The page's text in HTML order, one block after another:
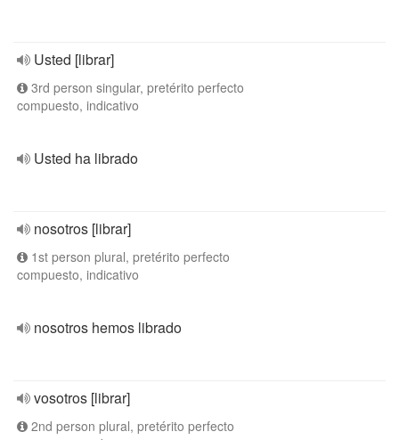
Usted [librar]
3rd person singular, pretérito perfecto
compuesto, indicativo
Usted ha librado
nosotros [librar]
1st person plural, pretérito perfecto
compuesto, indicativo
nosotros hemos librado
vosotros [librar]
2nd person plural, pretérito perfecto